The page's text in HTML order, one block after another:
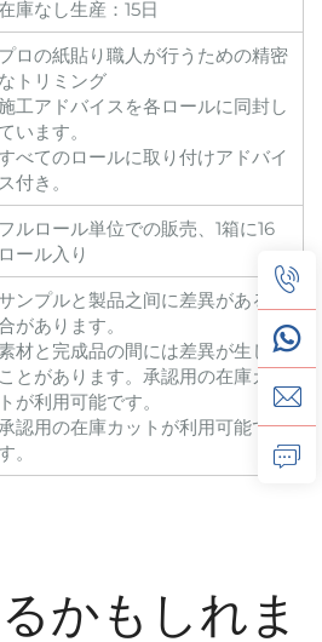
庫なし生産：15日
プロの紙貼り職人が行うための精密
なトリミング
工アドバイスを各ロールに同封し
ています。
べてのロールに取り付けアドバイ
ス付き。
フルロール単位での販売、1箱に16
ロール入り
ンプルと製品之间に差異がある場
があります。
材と完成品の間には差異が生じる
ことがあります。承認用の在庫カッ
トが利用可能です。
認用の在庫カットが利用可能で
。
かもしれま